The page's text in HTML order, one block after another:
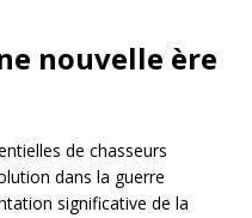
nouvelle ère
de chasseurs
dans la guerre
significative de la